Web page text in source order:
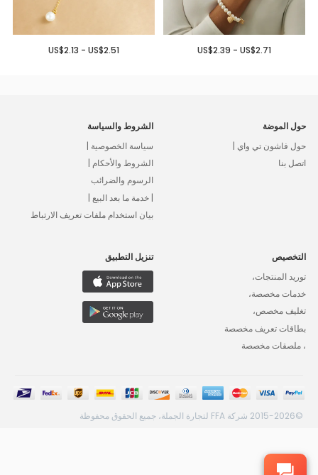
US$2.39 - US$2.71
US$2.13 - US$2.51
حول الموضة
حول فاشون تي واي |
اتصل بنا
الشروط والسياسة
سياسة الخصوصية |
الشروط والأحكام |
الرسوم والضرائب
| خدمة ما بعد البيع |
بيان استخدام ملفات تعريف الارتباط
التخصيص
توريد المنتجات،
خدمات مخصصة،
تغليف مخصص،
بطاقات تعريف مخصصة
، ملصقات مخصصة
تنزيل التطبيق
©2015-2026 شركة FFA لتجارة الجملة، جميع الحقوق محفوظة